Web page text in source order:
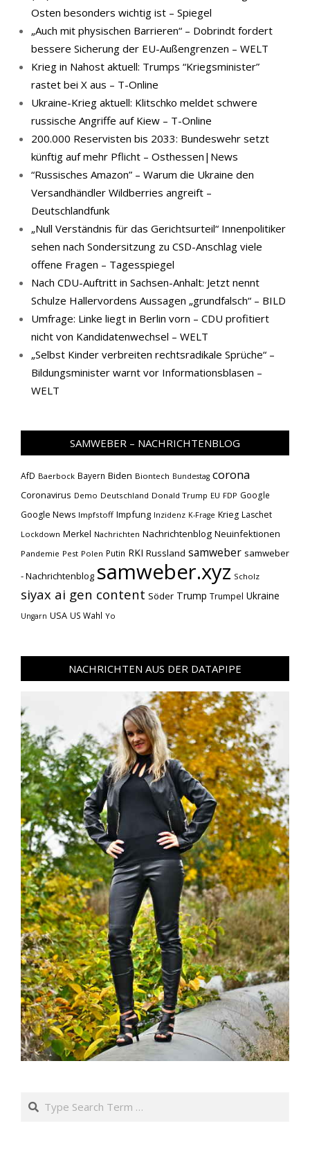
Osten besonders wichtig ist – Spiegel
„Auch mit physischen Barrieren“ – Dobrindt fordert
bessere Sicherung der EU-Außengrenzen – WELT
Krieg in Nahost aktuell: Trumps “Kriegsminister”
rastet bei X aus – T-Online
Ukraine-Krieg aktuell: Klitschko meldet schwere
russische Angriffe auf Kiew – T-Online
200.000 Reservisten bis 2033: Bundeswehr setzt
künftig auf mehr Pflicht – Osthessen|News
“Russisches Amazon” – Warum die Ukraine den
Versandhändler Wildberries angreift –
Deutschlandfunk
„Null Verständnis für das Gerichtsurteil“ Innenpolitiker
sehen nach Sondersitzung zu CSD-Anschlag viele
offene Fragen – Tagesspiegel
Nach CDU-Auftritt in Sachsen-Anhalt: Jetzt nennt
Schulze Hallervordens Aussagen „grundfalsch“ – BILD
Umfrage: Linke liegt in Berlin vorn – CDU profitiert
nicht von Kandidatenwechsel – WELT
„Selbst Kinder verbreiten rechtsradikale Sprüche“ –
Bildungsminister warnt vor Informationsblasen –
WELT
SAMWEBER – NACHRICHTENBLOG
AfD Baerbock Bayern Biden Biontech Bundestag corona
Coronavirus Demo Deutschland Donald Trump EU FDP Google
Google News Impfstoff Impfung Inzidenz K-Frage Krieg Laschet
Lockdown Merkel Nachrichten Nachrichtenblog Neuinfektionen
Pandemie Pest Polen Putin RKI Russland samweber samweber
- Nachrichtenblog samweber.xyz Scholz
siyax ai gen content Söder Trump Trumpel Ukraine
Ungarn USA US Wahl Yo
NACHRICHTEN AUS DER DATAPIPE
Search